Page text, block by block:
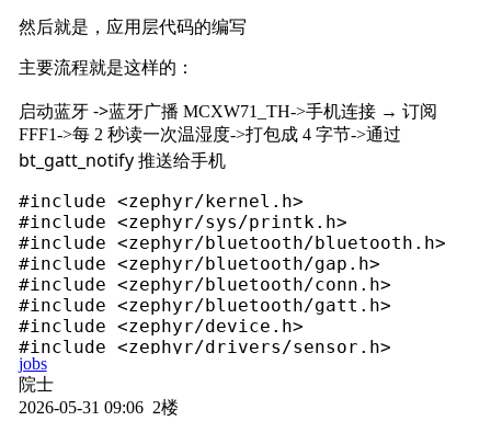
然后就是，应用层代码的编写
主要流程就是这样的：
启动蓝牙 ->蓝牙广播 MCXW71_TH->手机连接 → 订阅
FFF1->每 2 秒读一次温湿度->打包成 4 字节->通过
bt_gatt_notify推送给手机
#include <zephyr/kernel.h>
#include <zephyr/sys/printk.h>
#include <zephyr/bluetooth/bluetooth.h>
#include <zephyr/bluetooth/gap.h>
#include <zephyr/bluetooth/conn.h>
#include <zephyr/bluetooth/gatt.h>
#include <zephyr/device.h>
#include <zephyr/drivers/sensor.h>
#define DEVICE_NAME "MCXW71_TH"
#define DHT22_NODE DT_INST(0, aosong_dht22)
jobs
院士
2026-05-31 09:06 2楼